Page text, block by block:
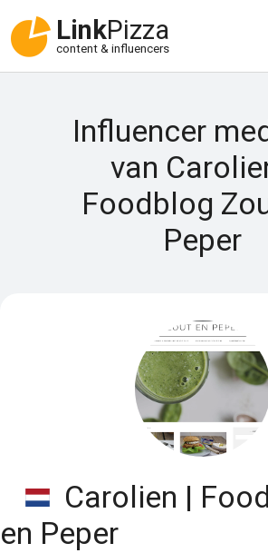
LinkPizza
content & influencers
Influencer
van
Foodblog
Peper
Carolien |
en Peper